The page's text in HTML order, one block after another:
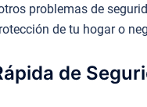
problemas de
de tu hogar o
de